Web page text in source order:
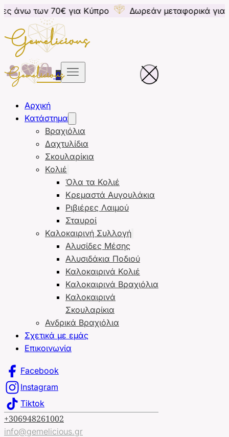
70€ για Κύπρο Δωρεάν μεταφορικά για
0
Αρχική
Κατάστημα
Βραχιόλια
Δαχτυλίδια
Σκουλαρίκια
Κολιέ
Όλα τα Κολιέ
Κρεμαστά Αυγουλάκια
Ριβιέρες Λαιμού
Σταυροί
Καλοκαιρινή Συλλογή
Αλυσίδες Μέσης
Αλυσιδάκια Ποδιού
Καλοκαιρινά Κολιέ
Καλοκαιρινά Βραχιόλια
Καλοκαιρινά
Σκουλαρίκια
Ανδρικά Βραχιόλια
Σχετικά με εμάς
Επικοινωνία
Facebook
Instagram
Tiktok
+306948261002
info@gemelicious.gr